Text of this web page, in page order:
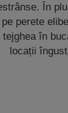
În
perete
tejghea în
locații